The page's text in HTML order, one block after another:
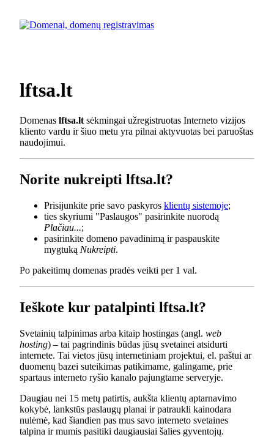
lftsa.lt
Domenas lftsa.lt sėkmingai užregistruotas Interneto vizijos
kliento vardu ir šiuo metu yra pilnai aktyvuotas bei paruoštas
naudojimui.
Norite nukreipti lftsa.lt?
Prisijunkite prie savo paskyros klientų sistemoje;
ties skyriumi "Paslaugos" pasirinkite nuorodą
Plačiau...;
pasirinkite domeno pavadinimą ir paspauskite
mygtuką Nukreipti.
Po pakeitimų domenas pradės veikti per 1 val.
Ieškote kur patalpinti lftsa.lt?
Svetainių talpinimas arba kitaip hostingas (angl. web
hosting) – tai pagrindinis būdas jūsų svetainei atsidurti
internete. Tai vietos jūsų internetiniam projektui, el. paštui ar
duomenų bazei suteikimas patikimame, galingame, prie
spartaus interneto ryšio kanalo pajungtame serveryje.
Daugiau nei 15 metų patirtis, aukšta klientų aptarnavimo
kokybė, lankstūs paslaugų planai ir patraukli kainodara
nulėmė, kad šiandien pas mus savo interneto svetaines
talpina ir mumis pasitiki daugiausiai šalies gyventojų.